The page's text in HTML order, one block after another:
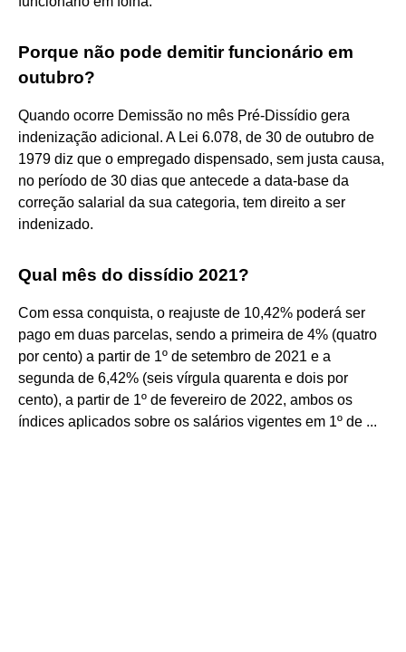
Porque não pode demitir funcionário em
outubro?
Quando ocorre Demissão no mês Pré-Dissídio gera
indenização adicional. A Lei 6.078, de 30 de outubro de
1979 diz que o empregado dispensado, sem justa causa,
no período de 30 dias que antecede a data-base da
correção salarial da sua categoria, tem direito a ser
indenizado.
Qual mês do dissídio 2021?
Com essa conquista, o reajuste de 10,42% poderá ser
pago em duas parcelas, sendo a primeira de 4% (quatro
por cento) a partir de 1º de setembro de 2021 e a
segunda de 6,42% (seis vírgula quarenta e dois por
cento), a partir de 1º de fevereiro de 2022, ambos os
índices aplicados sobre os salários vigentes em 1º de ...